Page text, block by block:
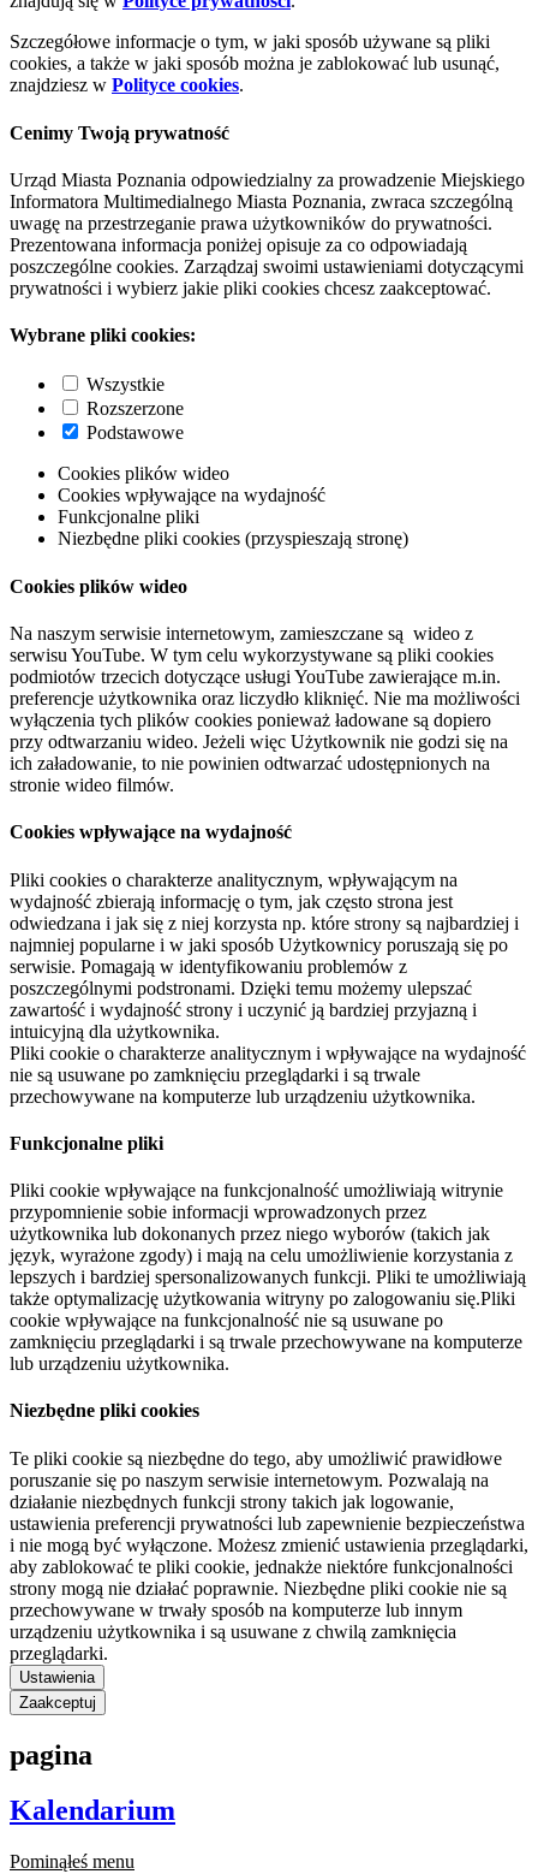
Szczegółowe informacje o tym, w jaki sposób używane są pliki
cookies, a także w jaki sposób można je zablokować lub usunąć,
znajdziesz w Polityce cookies.
Cenimy Twoją prywatność
Urząd Miasta Poznania odpowiedzialny za prowadzenie Miejskiego
Informatora Multimedialnego Miasta Poznania, zwraca szczególną
uwagę na przestrzeganie prawa użytkowników do prywatności.
Prezentowana informacja poniżej opisuje za co odpowiadają
poszczególne cookies. Zarządzaj swoimi ustawieniami dotyczącymi
prywatności i wybierz jakie pliki cookies chcesz zaakceptować.
Wybrane pliki cookies:
Wszystkie
Rozszerzone
Podstawowe
Cookies plików wideo
Cookies wpływające na wydajność
Funkcjonalne pliki
Niezbędne pliki cookies (przyspieszają stronę)
Cookies plików wideo
Na naszym serwisie internetowym, zamieszczane są wideo z
serwisu YouTube. W tym celu wykorzystywane są pliki cookies
podmiotów trzecich dotyczące usługi YouTube zawierające m.in.
preferencje użytkownika oraz liczydło kliknięć. Nie ma możliwości
wyłączenia tych plików cookies ponieważ ładowane są dopiero
przy odtwarzaniu wideo. Jeżeli więc Użytkownik nie godzi się na
ich załadowanie, to nie powinien odtwarzać udostępnionych na
stronie wideo filmów.
Cookies wpływające na wydajność
Pliki cookies o charakterze analitycznym, wpływającym na
wydajność zbierają informację o tym, jak często strona jest
odwiedzana i jak się z niej korzysta np. które strony są najbardziej i
najmniej popularne i w jaki sposób Użytkownicy poruszają się po
serwisie. Pomagają w identyfikowaniu problemów z
poszczególnymi podstronami. Dzięki temu możemy ulepszać
zawartość i wydajność strony i uczynić ją bardziej przyjazną i
intuicyjną dla użytkownika.
Pliki cookie o charakterze analitycznym i wpływające na wydajność
nie są usuwane po zamknięciu przeglądarki i są trwale
przechowywane na komputerze lub urządzeniu użytkownika.
Funkcjonalne pliki
Pliki cookie wpływające na funkcjonalność umożliwiają witrynie
przypomnienie sobie informacji wprowadzonych przez
użytkownika lub dokonanych przez niego wyborów (takich jak
język, wyrażone zgody) i mają na celu umożliwienie korzystania z
lepszych i bardziej spersonalizowanych funkcji. Pliki te umożliwiają
także optymalizację użytkowania witryny po zalogowaniu się.Pliki
cookie wpływające na funkcjonalność nie są usuwane po
zamknięciu przeglądarki i są trwale przechowywane na komputerze
lub urządzeniu użytkownika.
Niezbędne pliki cookies
Te pliki cookie są niezbędne do tego, aby umożliwić prawidłowe
poruszanie się po naszym serwisie internetowym. Pozwalają na
działanie niezbędnych funkcji strony takich jak logowanie,
ustawienia preferencji prywatności lub zapewnienie bezpieczeństwa
i nie mogą być wyłączone. Możesz zmienić ustawienia przeglądarki,
aby zablokować te pliki cookie, jednakże niektóre funkcjonalności
strony mogą nie działać poprawnie. Niezbędne pliki cookie nie są
przechowywane w trwały sposób na komputerze lub innym
urządzeniu użytkownika i są usuwane z chwilą zamknięcia
przeglądarki.
Ustawienia
Zaakceptuj
pagina
Kalendarium
Pominąłeś menu